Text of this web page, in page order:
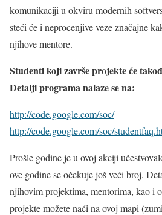
komunikaciji u okviru modernih
steći će i neprocenjive veze značajne
njihove mentore.
Studenti koji završe projekte će
Detalji programa nalaze se na:
http://code.google.com/soc/
http://code.google.com/soc/
Prošle godine je u ovoj akciji
ove godine se očekuje još veći broj.
njihovim projektima, mentorima, kao i
projekte možete naći na ovoj mapi